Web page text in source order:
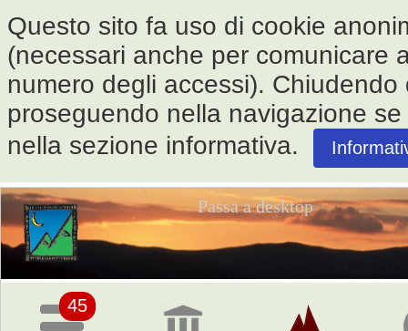
Questo sito fa uso di cookie
(necessari anche per comunicare
numero degli accessi).
proseguendo nella navigazione
nella sezione informativa.
Pagina
iniziale
45
Passa a desktop